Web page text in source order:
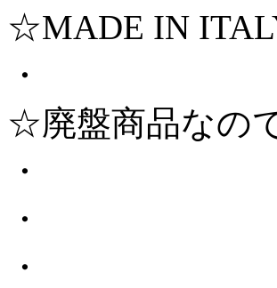
☆MADE IN
・
☆廃盤商品なの
・
・
・